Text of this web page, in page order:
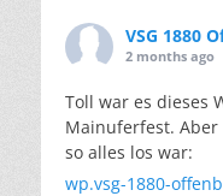
VSG 1880
2 months ago
Toll war es dieses
Mainuferfest. Aber
so alles los war:
wp.vsg-1880-